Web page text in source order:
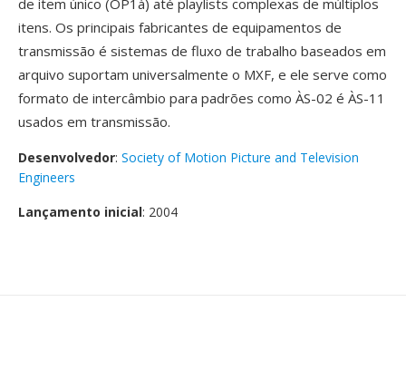
de item único (OP1à) até playlists complexas de múltiplos
itens. Os principais fabricantes de equipamentos de
transmissão é sistemas de fluxo de trabalho baseados em
arquivo suportam universalmente o MXF, e ele serve como
formato de intercâmbio para padrões como ÀS-02 é ÀS-11
usados em transmissão.
Desenvolvedor: Society of Motion Picture and Television
Engineers
Lançamento inicial: 2004